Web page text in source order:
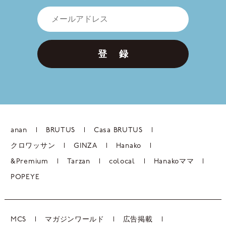
登 録
anan BRUTUS Casa BRUTUS
クロワッサン GINZA Hanako
&Premium Tarzan colocal Hanakoママ
POPEYE
MCS マガジンワールド 広告掲載